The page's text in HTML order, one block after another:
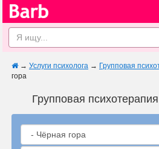
→ Услуги психолога → Групповая
гора
Групповая